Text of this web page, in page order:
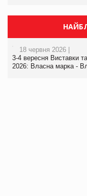
18 червня 2026 |
3-4 вересня Виставки
2026: Власна марка -